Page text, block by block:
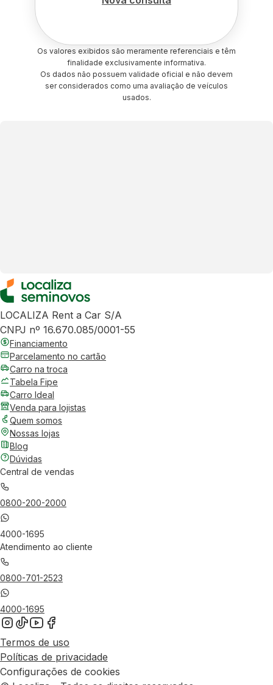
Os valores exibidos são meramente referenciais e têm
finalidade exclusivamente informativa.
Os dados não possuem validade oficial e não devem
ser considerados como uma avaliação de veículos
usados.
LOCALIZA Rent a Car S/A
CNPJ nº 16.670.085/0001-55
Financiamento
Parcelamento no cartão
Carro na troca
Tabela Fipe
Carro Ideal
Venda para lojistas
Quem somos
Nossas lojas
Blog
Dúvidas
Central de vendas
0800-200-2000
4000-1695
Atendimento ao cliente
0800-701-2523
4000-1695
Termos de uso
Políticas de privacidade
Configurações de cookies